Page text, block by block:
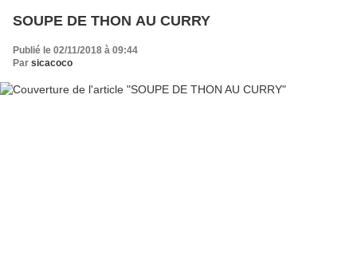
SOUPE DE THON AU CURRY
Publié le 02/11/2018 à 09:44
Par sicacoco